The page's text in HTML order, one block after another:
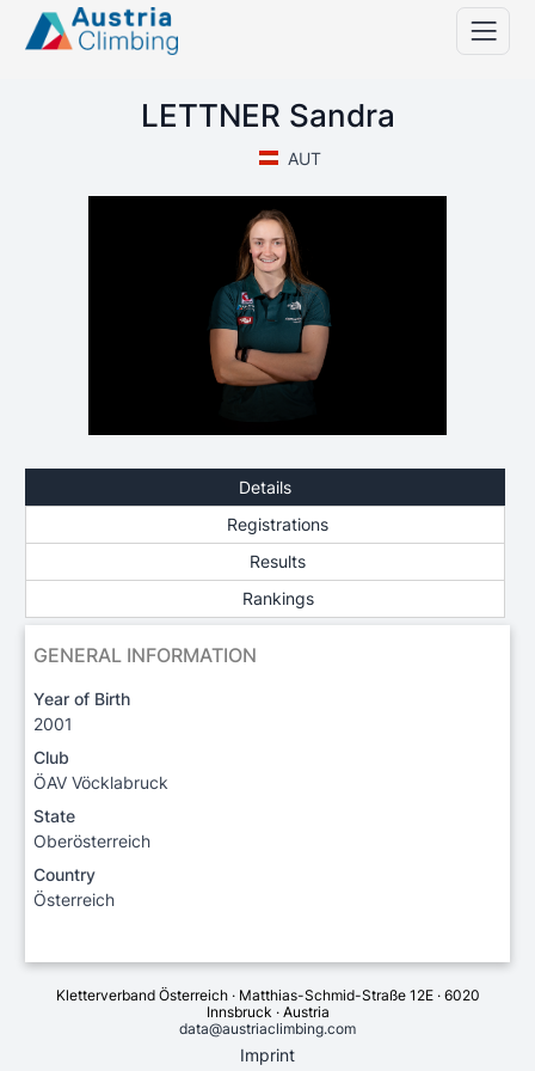
LETTNER Sandra
AUT
Details
Registrations
Results
Rankings
GENERAL INFORMATION
Year of Birth
2001
Club
ÖAV Vöcklabruck
State
Oberösterreich
Country
Österreich
Kletterverband Österreich · Matthias-Schmid-Straße 12E · 6020
Innsbruck · Austria
data@austriaclimbing.com
Imprint